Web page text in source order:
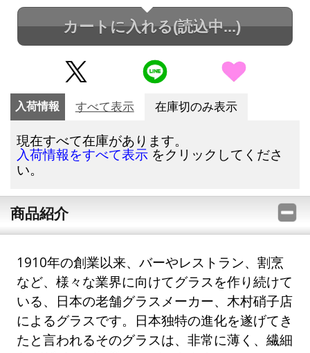
カートに入れる(読込中...)
入荷情報 すべて表示 在庫切のみ表示
現在すべて在庫があります。
入荷情報をすべて表示 をクリックしてくださ
い。
商品紹介
1910年の創業以来、バーやレストラン、割烹
など、様々な業界に向けてグラスを作り続けて
いる、日本の老舗グラスメーカー、木村硝子店
によるグラスです。日本独特の進化を遂げてき
たと言われるそのグラスは、非常に薄く、繊細